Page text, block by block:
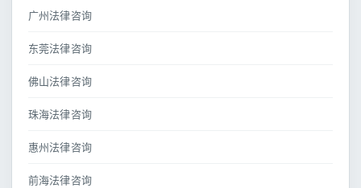
广州法律咨询
东莞法律咨询
佛山法律咨询
珠海法律咨询
惠州法律咨询
前海法律咨询